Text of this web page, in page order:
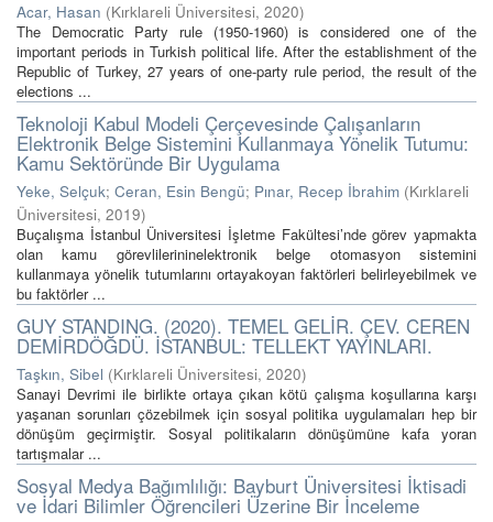
Acar, Hasan (Kırklareli Üniversitesi, 2020)
The Democratic Party rule (1950-1960) is considered one of the
important periods in Turkish political life. After the establishment of the
Republic of Turkey, 27 years of one-party rule period, the result of the
elections ...
Teknoloji Kabul Modeli Çerçevesinde Çalışanların
Elektronik Belge Sistemini Kullanmaya Yönelik Tutumu:
Kamu Sektöründe Bir Uygulama
Yeke, Selçuk; Ceran, Esin Bengü; Pınar, Recep İbrahim (Kırklareli
Üniversitesi, 2019)
Buçalışma İstanbul Üniversitesi İşletme Fakültesi’nde görev yapmakta
olan kamu görevlilerininelektronik belge otomasyon sistemini
kullanmaya yönelik tutumlarını ortayakoyan faktörleri belirleyebilmek ve
bu faktörler ...
GUY STANDING. (2020). TEMEL GELİR. ÇEV. CEREN
DEMİRDÖĞDÜ. İSTANBUL: TELLEKT YAYINLARI.
Taşkın, Sibel (Kırklareli Üniversitesi, 2020)
Sanayi Devrimi ile birlikte ortaya çıkan kötü çalışma koşullarına karşı
yaşanan sorunları çözebilmek için sosyal politika uygulamaları hep bir
dönüşüm geçirmiştir. Sosyal politikaların dönüşümüne kafa yoran
tartışmalar ...
Sosyal Medya Bağımlılığı: Bayburt Üniversitesi İktisadi
ve İdari Bilimler Öğrencileri Üzerine Bir İnceleme